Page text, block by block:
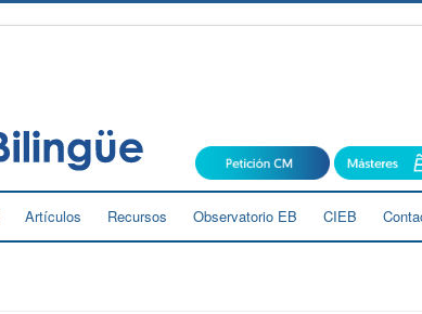
Artículos Recursos Observatorio EB CIEB